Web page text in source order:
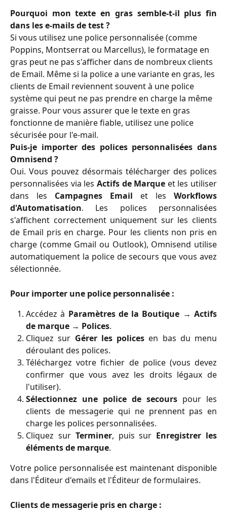
Pourquoi mon texte en gras semble-t-il plus fin
dans les e-mails de test ?
Si vous utilisez une police personnalisée (comme
Poppins, Montserrat ou Marcellus), le formatage en
gras peut ne pas s'afficher dans de nombreux clients
de Email. Même si la police a une variante en gras, les
clients de Email reviennent souvent à une police
système qui peut ne pas prendre en charge la même
graisse. Pour vous assurer que le texte en gras
fonctionne de manière fiable, utilisez une police
sécurisée pour l'e-mail.
Puis-je importer des polices personnalisées dans
Omnisend ?
Oui. Vous pouvez désormais télécharger des polices
personnalisées via les Actifs de Marque et les utiliser
dans les Campagnes Email et les Workflows
d'Automatisation. Les polices personnalisées
s'affichent correctement uniquement sur les clients
de Email pris en charge. Pour les clients non pris en
charge (comme Gmail ou Outlook), Omnisend utilise
automatiquement la police de secours que vous avez
sélectionnée.
Pour importer une police personnalisée :
Accédez à Paramètres de la Boutique → Actifs
de marque → Polices.
Cliquez sur Gérer les polices en bas du menu
déroulant des polices.
Téléchargez votre fichier de police (vous devez
confirmer que vous avez les droits légaux de
l'utiliser).
Sélectionnez une police de secours pour les
clients de messagerie qui ne prennent pas en
charge les polices personnalisées.
Cliquez sur Terminer, puis sur Enregistrer les
éléments de marque.
Votre police personnalisée est maintenant disponible
dans l'Éditeur d'emails et l'Éditeur de formulaires.
Clients de messagerie pris en charge :